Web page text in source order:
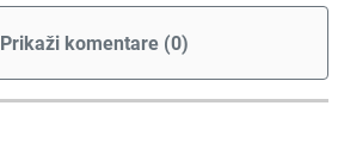
Prikaži komentare (0)